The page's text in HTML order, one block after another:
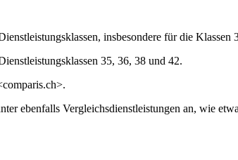
insbesondere für die Klassen
35, 36, 38 und 42.
ebenfalls Vergleichsdienstleistungen an, wie